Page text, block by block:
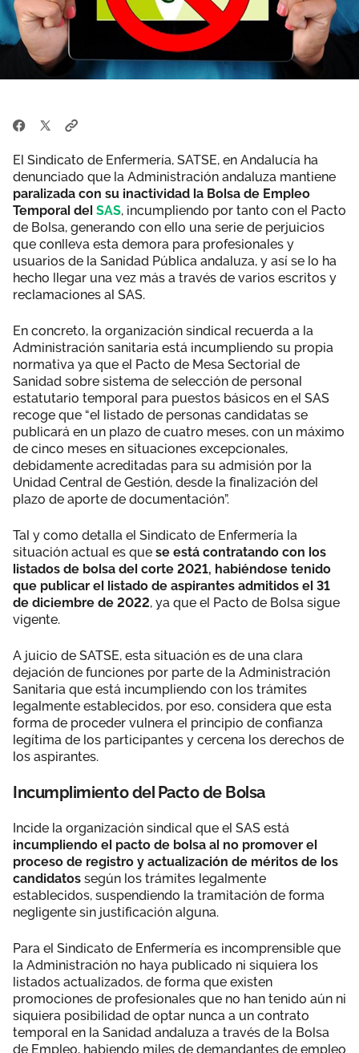
El Sindicato de Enfermería, SATSE, en Andalucía ha
denunciado que la Administración andaluza mantiene
paralizada con su inactividad la Bolsa de Empleo
Temporal del SAS, incumpliendo por tanto con el Pacto
de Bolsa, generando con ello una serie de perjuicios
que conlleva esta demora para profesionales y
usuarios de la Sanidad Pública andaluza, y así se lo ha
hecho llegar una vez más a través de varios escritos y
reclamaciones al SAS.
En concreto, la organización sindical recuerda a la
Administración sanitaria está incumpliendo su propia
normativa ya que el Pacto de Mesa Sectorial de
Sanidad sobre sistema de selección de personal
estatutario temporal para puestos básicos en el SAS
recoge que “el listado de personas candidatas se
publicará en un plazo de cuatro meses, con un máximo
de cinco meses en situaciones excepcionales,
debidamente acreditadas para su admisión por la
Unidad Central de Gestión, desde la finalización del
plazo de aporte de documentación”.
Tal y como detalla el Sindicato de Enfermería la
situación actual es que se está contratando con los
listados de bolsa del corte 2021, habiéndose tenido
que publicar el listado de aspirantes admitidos el 31
de diciembre de 2022, ya que el Pacto de Bolsa sigue
vigente.
A juicio de SATSE, esta situación es de una clara
dejación de funciones por parte de la Administración
Sanitaria que está incumpliendo con los trámites
legalmente establecidos, por eso, considera que esta
forma de proceder vulnera el principio de confianza
legítima de los participantes y cercena los derechos de
los aspirantes.
Incumplimiento del Pacto de Bolsa
Incide la organización sindical que el SAS está
incumpliendo el pacto de bolsa al no promover el
proceso de registro y actualización de méritos de los
candidatos según los trámites legalmente
establecidos, suspendiendo la tramitación de forma
negligente sin justificación alguna.
Para el Sindicato de Enfermería es incomprensible que
la Administración no haya publicado ni siquiera los
listados actualizados, de forma que existen
promociones de profesionales que no han tenido aún ni
siquiera posibilidad de optar nunca a un contrato
temporal en la Sanidad andaluza a través de la Bolsa
de Empleo, habiendo miles de demandantes de empleo